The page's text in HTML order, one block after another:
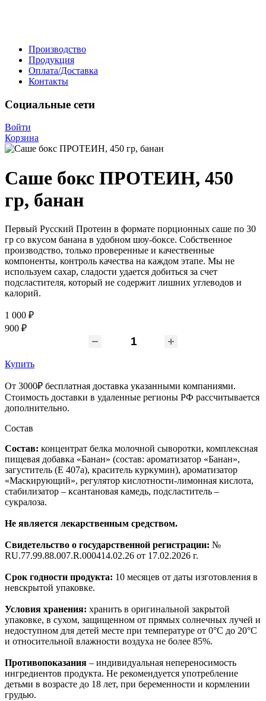
Производство
Продукция
Оплата/Доставка
Контакты
Социальные сети
Войти
Корзина
Саше бокс ПРОТЕИН, 450
гр, банан
Первый Русский Протеин в формате порционных саше по 30
гр со вкусом банана в удобном шоу-боксе. Собственное
производство, только проверенные и качественные
компоненты, контроль качества на каждом этапе. Мы не
используем сахар, сладости удается добиться за счет
подсластителя, который не содержит лишних углеводов и
калорий.
1 000 ₽
900 ₽
-
+
Купить
От 3000₽ бесплатная доставка указанными компаниями.
Стоимость доставки в удаленные регионы РФ рассчитывается
дополнительно.
Состав
Состав: концентрат белка молочной сыворотки, комплексная
пищевая добавка «Банан» (состав: ароматизатор «Банан»,
загуститель (Е 407а), краситель куркумин), ароматизатор
«Маскирующий», регулятор кислотности-лимонная кислота,
стабилизатор – ксантановая камедь, подсластитель –
сукралоза.
Не является лекарственным средством.
Свидетельство о государственной регистрации: №
RU.77.99.88.007.R.000414.02.26 от 17.02.2026 г.
Срок годности продукта: 10 месяцев от даты изготовления в
невскрытой упаковке.
Условия хранения: хранить в оригинальной закрытой
упаковке, в сухом, защищенном от прямых солнечных лучей и
недоступном для детей месте при температуре от 0°C до 20°C
и относительной влажности воздуха не более 85%.
Противопоказания – индивидуальная непереносимость
ингредиентов продукта. Не рекомендуется употребление
детьми в возрасте до 18 лет, при беременности и кормлении
грудью.